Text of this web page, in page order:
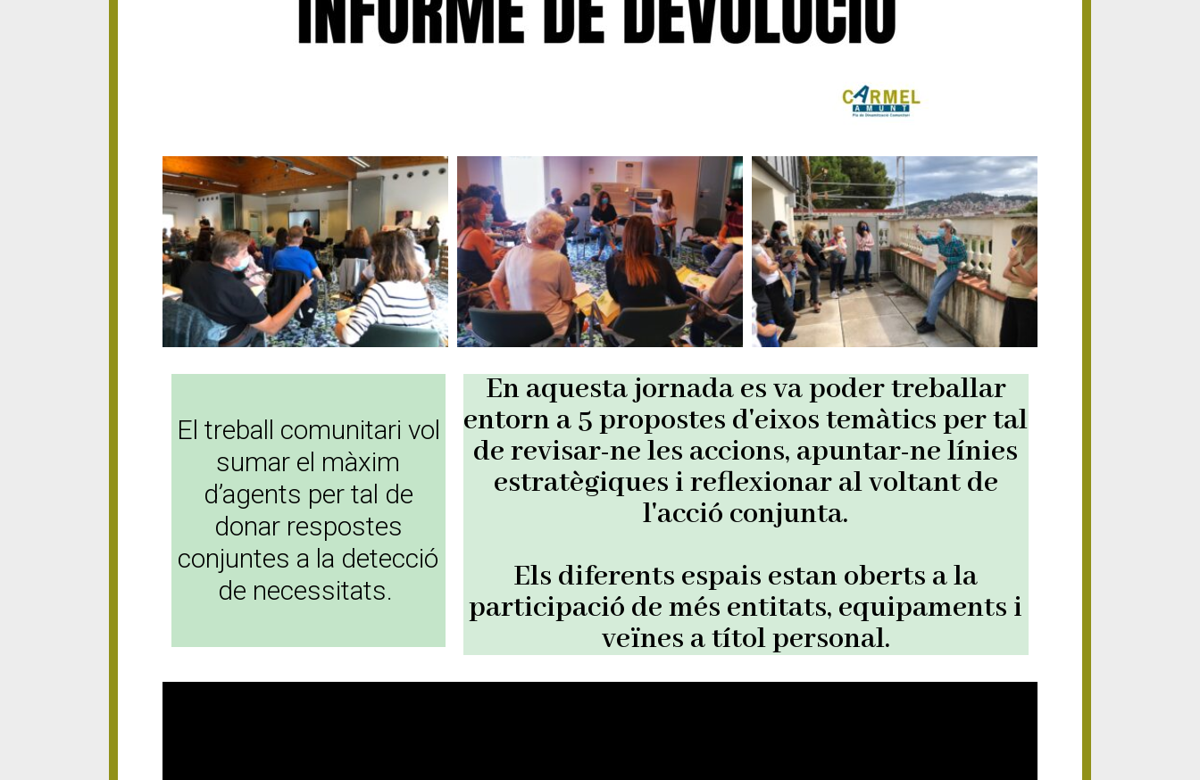
El treball comunitari vol
sumar el màxim
d’agents per tal de
donar respostes
conjuntes a la detecció
de necessitats.
En aquesta jornada es va poder treballar
entorn a 5 propostes d'eixos temàtics per tal
de revisar-ne les accions, apuntar-ne línies
estratègiques i reflexionar al voltant de
l'acció conjunta.
Els diferents espais estan oberts a la
participació de més entitats, equipaments i
veïnes a títol personal.